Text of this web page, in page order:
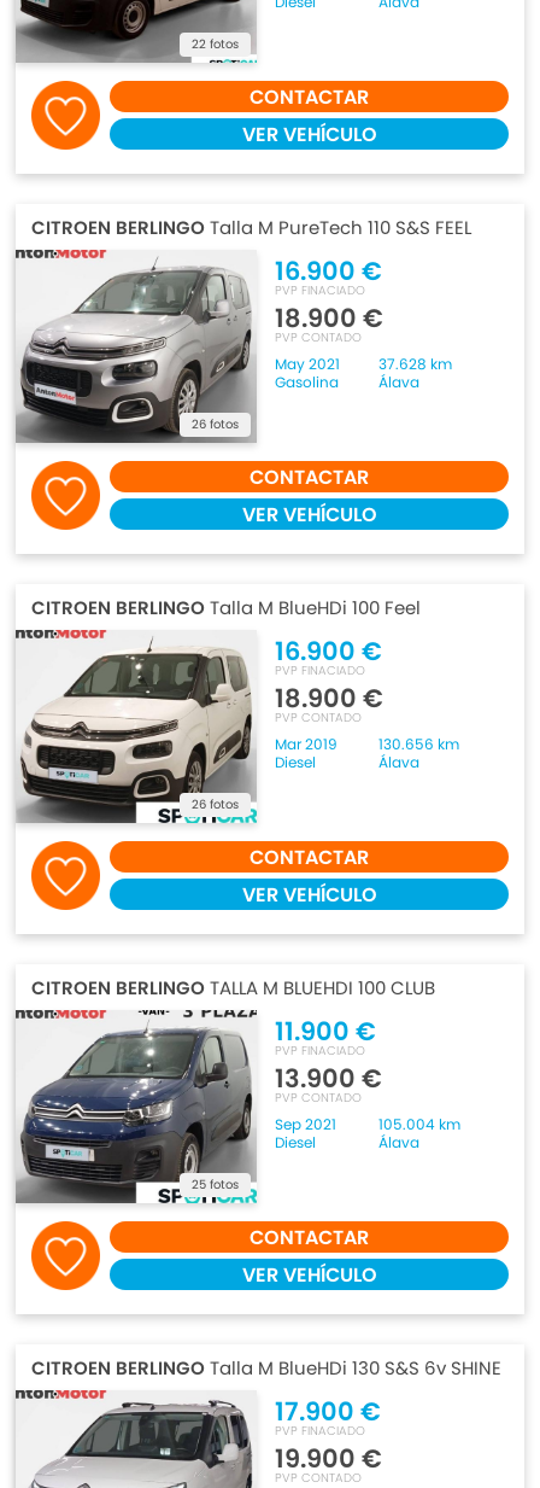
22 fotos
CONTACTAR
VER VEHÍCULO
CITROEN BERLINGOTalla M PureTech 110 S&S FEEL
26 fotos
16.900 €
PVP FINACIADO
18.900 €
PVP CONTADO
May 2021
37.628 km
Gasolina
Álava
CONTACTAR
VER VEHÍCULO
CITROEN BERLINGOTalla M BlueHDi 100 Feel
26 fotos
16.900 €
PVP FINACIADO
18.900 €
PVP CONTADO
Mar 2019
130.656 km
Diesel
Álava
CONTACTAR
VER VEHÍCULO
CITROEN BERLINGOTALLA M BLUEHDI 100 CLUB
25 fotos
11.900 €
PVP FINACIADO
13.900 €
PVP CONTADO
Sep 2021
105.004 km
Diesel
Álava
CONTACTAR
VER VEHÍCULO
CITROEN BERLINGOTalla M BlueHDi 130 S&S 6v SHINE
17.900 €
PVP FINACIADO
19.900 €
PVP CONTADO